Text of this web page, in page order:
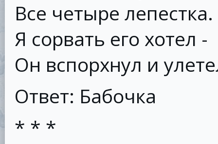
Все четыре лепестка.
Я сорвать его хотел -
Он вспорхнул и
Ответ: Бабочка
* * *